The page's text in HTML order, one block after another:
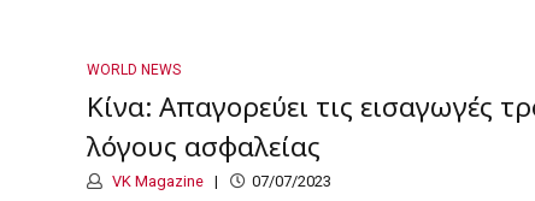
WORLD NEWS
Κίνα: Απαγορεύει τις εισαγωγές
λόγους ασφαλείας
VK Magazine 07/07/2023